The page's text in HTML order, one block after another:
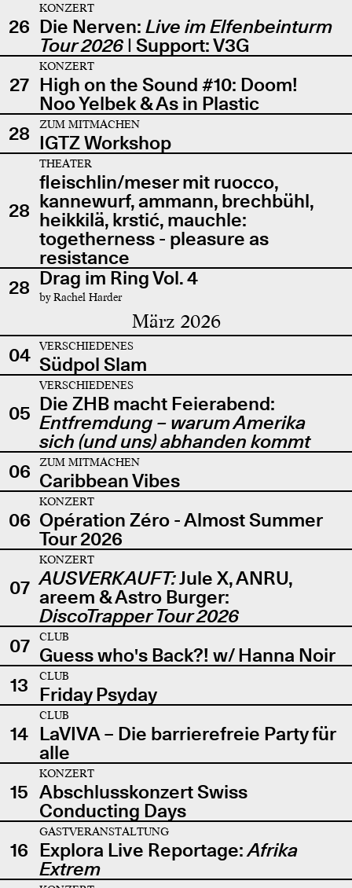
26
KONZERT
Die Nerven: Live im Elfenbeinturm
Tour 2026| Support: V3G
27
KONZERT
High on the Sound #10: Doom!
Noo Yelbek & As in Plastic
28
ZUM MITMACHEN
IGTZ Workshop
28
THEATER
fleischlin/meser mit ruocco,
kannewurf, ammann, brechbühl,
heikkilä, krstić, mauchle:
togetherness - pleasure as
resistance
28 Drag im Ring Vol. 4
by Rachel Harder
März 2026
04 VERSCHIEDENES
Südpol Slam
05
VERSCHIEDENES
Die ZHB macht Feierabend:
Entfremdung – warum Amerika
sich (und uns) abhanden kommt
06
ZUM MITMACHEN
Caribbean Vibes
06
KONZERT
Opération Zéro - Almost Summer
Tour 2026
07
KONZERT
AUSVERKAUFT:Jule X, ANRU,
areem & Astro Burger:
DiscoTrapper Tour 2026
07
CLUB
Guess who's Back?! w/ Hanna Noir
13
CLUB
Friday Psyday
14
CLUB
LaVIVA – Die barrierefreie Party für
alle
15
KONZERT
Abschlusskonzert Swiss
Conducting Days
16
GASTVERANSTALTUNG
Explora Live Reportage:Afrika
Extrem